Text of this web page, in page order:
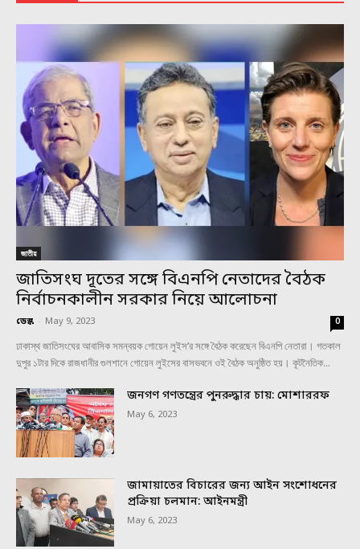
জাতীয়
জাতিসংঘ দূতের সঙ্গে বিএনপি নেতাদের বৈঠক
নির্বাচনকালীন সরকার নিয়ে আলোচনা
ডেস্ক - May 9, 2023 0
ঢাকাস্থ জাতিসংঘের আবাসিক সমন্বয়ক গোয়েন লুইস’র সঙ্গে বৈঠক করেছেন বিএনপি নেতারা। গতকাল
দুপুর ১টার দিকে রাজধানীর গুলশানে গোয়েন লুইসের বাসভবনে ওই বৈঠক অনুষ্ঠিত হয়। কূটনৈতিক...
জনগণ গণতন্ত্রের পুনরুদ্ধার চায়: মোশাররফ
May 6, 2023
জামায়াতের বিচারের জন্য আইন সংশোধনের
প্রক্রিয়া চলমান: আইনমন্ত্রী
May 6, 2023